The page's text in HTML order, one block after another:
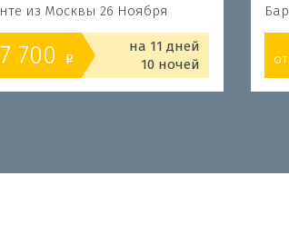
из Москвы 26 Ноября
700 o
на 11 дней
10 ночей
от